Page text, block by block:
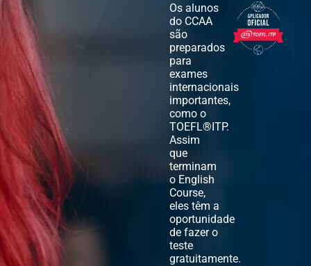
Os alunos
do CCAA
são
preparados
para
exames
internacionais
importantes,
como o
TOEFL®ITP.
Assim
que
terminam
o English
Course,
eles têm a
oportunidade
de fazer o
teste
gratuitamente.